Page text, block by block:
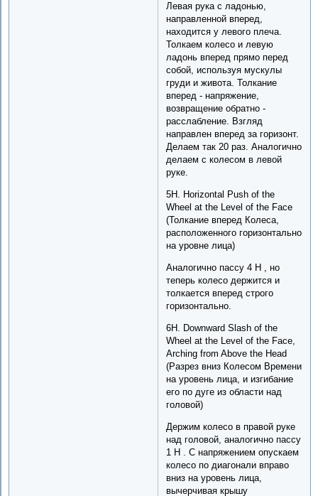
Левая рука с ладонью,
направленной вперед,
находится у левого плеча.
Толкаем колесо и левую
ладонь вперед прямо перед
собой, используя мускулы
груди и живота. Толкание
вперед - напряжение,
возвращение обратно -
расслабление. Взгляд
направлен вперед за горизонт.
Делаем так 20 раз. Аналогично
делаем с колесом в левой
руке.
5H. Horizontal Push of the
Wheel at the Level of the Face
(Толкание вперед Колеса,
расположенного горизонтально
на уровне лица)
Аналогично пассу 4 H , но
теперь колесо держится и
толкается вперед строго
горизонтально.
6H. Downward Slash of the
Wheel at the Level of the Face,
Arching from Above the Head
(Разрез вниз Колесом Времени
на уровень лица, и изгибание
его по дуге из области над
головой)
Держим колесо в правой руке
над головой, аналогично пассу
1 H . С напряжением опускаем
колесо по диагонали вправо
вниз на уровень лица,
вычерчивая крышу